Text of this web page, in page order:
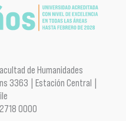
de Humanidades
3363 | Estación Central |
0000